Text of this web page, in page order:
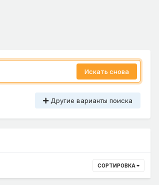
Искать снова
Другие варианты поиска
СОРТИРОВКА